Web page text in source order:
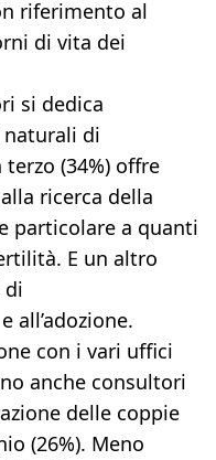
riferimento al
di vita dei
si dedica
naturali di
(34%) offre
ricerca della
particolare a quanti
E un altro
di
all’adozione.
con i vari uffici
anche consultori
delle coppie
(26%). Meno